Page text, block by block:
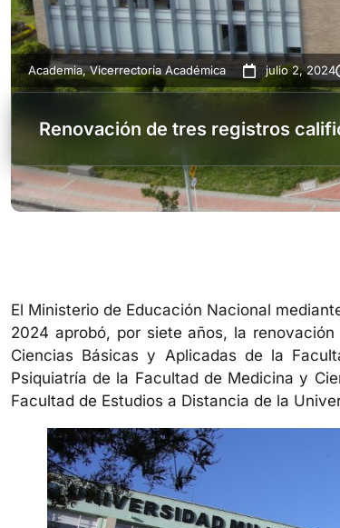
Academia,Vicerrectoría Académica julio 2, 2024
Renovación de tres registros
El Ministerio de Educación Nacional
2024 aprobó, por siete años, la
Ciencias Básicas y Aplicadas de la
Psiquiatría de la Facultad de Medicina y
Facultad de Estudios a Distancia de la